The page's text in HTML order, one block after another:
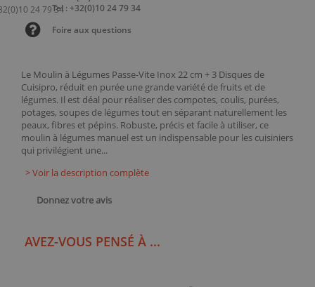
Le Moulin à Légumes Passe-Vite Inox 22 cm + 3 Disques de
Cuisipro, réduit en purée une grande variété de fruits et de
légumes. Il est déal pour réaliser des compotes, coulis, purées,
potages, soupes de légumes tout en séparant naturellement les
peaux, fibres et pépins. Robuste, précis et facile à utiliser, ce
moulin à légumes manuel est un indispensable pour les cuisiniers
qui privilégient une...
> Voir la description complète
Donnez votre avis
Tel : +32(0)10 24 79 34
Foire aux questions
AVEZ-VOUS PENSÉ À ...